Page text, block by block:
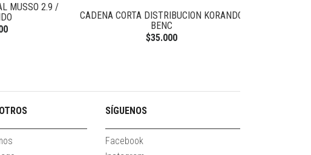
MUSSO 2.9 /
CADENA CORTA DISTRIBUCION KORANDO
BENC
$35.000
SÍGUENOS
Facebook